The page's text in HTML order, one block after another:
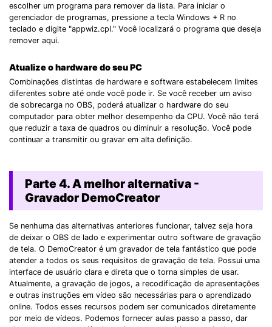
escolher um programa para remover da lista. Para iniciar o
gerenciador de programas, pressione a tecla Windows + R no
teclado e digite "appwiz.cpl." Você localizará o programa que deseja
remover aqui.
Atualize o hardware do seu PC
Combinações distintas de hardware e software estabelecem limites
diferentes sobre até onde você pode ir. Se você receber um aviso
de sobrecarga no OBS, poderá atualizar o hardware do seu
computador para obter melhor desempenho da CPU. Você não terá
que reduzir a taxa de quadros ou diminuir a resolução. Você pode
continuar a transmitir ou gravar em alta definição.
Parte 4. A melhor alternativa -
Gravador DemoCreator
Se nenhuma das alternativas anteriores funcionar, talvez seja hora
de deixar o OBS de lado e experimentar outro software de gravação
de tela. O DemoCreator é um gravador de tela fantástico que pode
atender a todos os seus requisitos de gravação de tela. Possui uma
interface de usuário clara e direta que o torna simples de usar.
Atualmente, a gravação de jogos, a recodificação de apresentações
e outras instruções em vídeo são necessárias para o aprendizado
online. Todos esses recursos podem ser comunicados diretamente
por meio de vídeos. Podemos fornecer aulas passo a passo, dar